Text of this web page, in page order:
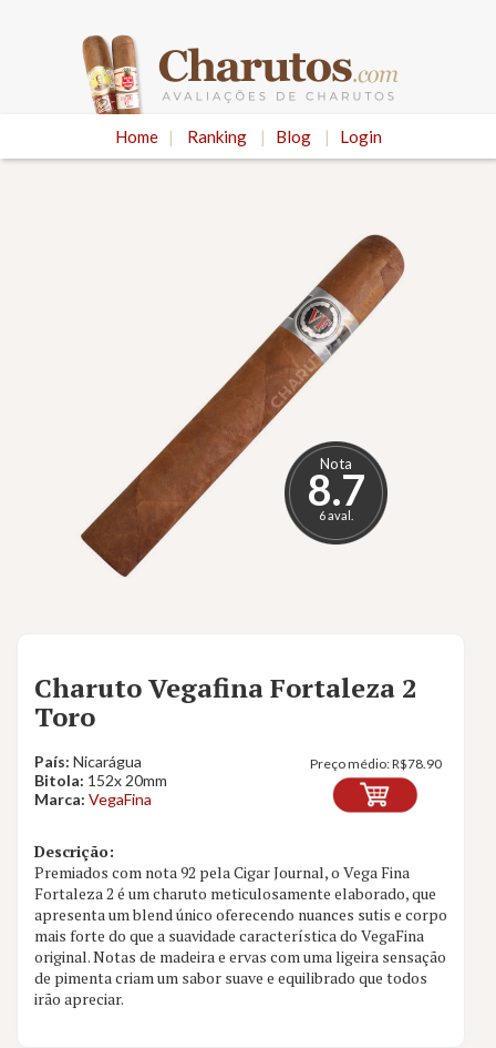
Home | Ranking | Blog | Login
Nota
8.7
6 aval.
Charuto Vegafina Fortaleza 2
Toro
País: Nicarágua
Bitola: 152x 20mm
Marca: VegaFina
Preço médio:R$78.90
Descrição:
Premiados com nota 92 pela Cigar Journal, o Vega Fina
Fortaleza 2 é um charuto meticulosamente elaborado, que
apresenta um blend único oferecendo nuances sutis e corpo
mais forte do que a suavidade característica do VegaFina
original. Notas de madeira e ervas com uma ligeira sensação
de pimenta criam um sabor suave e equilibrado que todos
irão apreciar.